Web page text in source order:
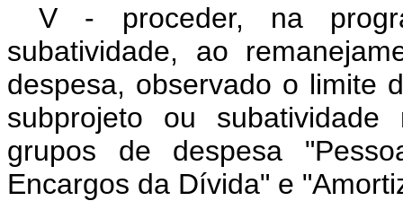
V - proceder, na
subatividade, ao
despesa, observado o limite
subprojeto ou
grupos de despesa
Encargos da Dívida" e